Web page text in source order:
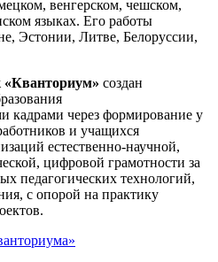
венгерском, чешском,
языках. Его работы
Эстонии, Литве, Белоруссии,
«Кванториум» создан
кадрами через формирование у
и учащихся
естественно-научной,
цифровой грамотности за
педагогических технологий,
с опорой на практику